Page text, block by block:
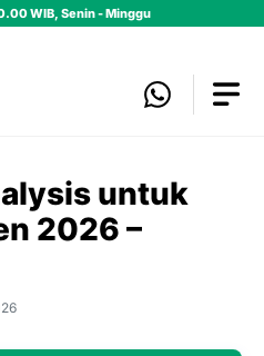
WIB, Senin - Minggu
untuk
2026 –